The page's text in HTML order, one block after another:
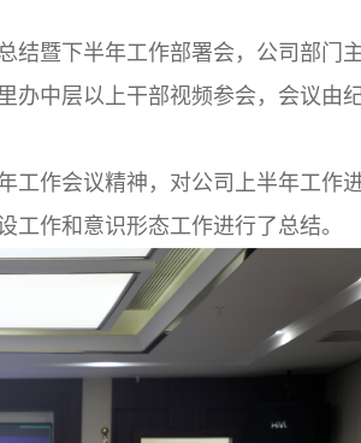
结暨下半年工作部署会，公司部门主
办中层以上干部视频参会，会议由
工作会议精神，对公司上半年工作
作和意识形态工作进行了总结。